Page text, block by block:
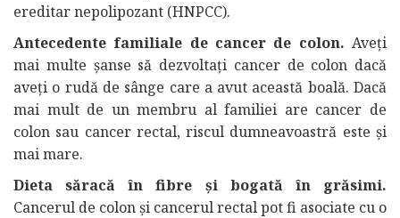
ereditar nepolipozant (HNPCC).
Antecedente familiale de cancer de colon. Aveți
mai multe șanse să dezvoltați cancer de colon dacă
aveți o rudă de sânge care a avut această boală. Dacă
mai mult de un membru al familiei are cancer de
colon sau cancer rectal, riscul dumneavoastră este și
mai mare.
Dieta săracă în fibre și bogată în grăsimi.
Cancerul de colon și cancerul rectal pot fi asociate cu o